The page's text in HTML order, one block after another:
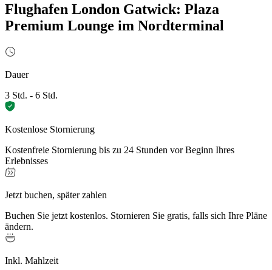
Flughafen London Gatwick: Plaza
Premium Lounge im Nordterminal
Dauer
3 Std. - 6 Std.
Kostenlose Stornierung
Kostenfreie Stornierung bis zu 24 Stunden vor Beginn Ihres
Erlebnisses
Jetzt buchen, später zahlen
Buchen Sie jetzt kostenlos. Stornieren Sie gratis, falls sich Ihre Pläne
ändern.
Inkl. Mahlzeit